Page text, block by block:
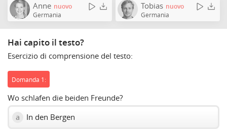
Anne nuovo
Germania
Tobias nuovo
Germania
Hai capito il testo?
Esercizio di comprensione del testo:
Domanda 1:
Wo schlafen die beiden Freunde?
a In den Bergen